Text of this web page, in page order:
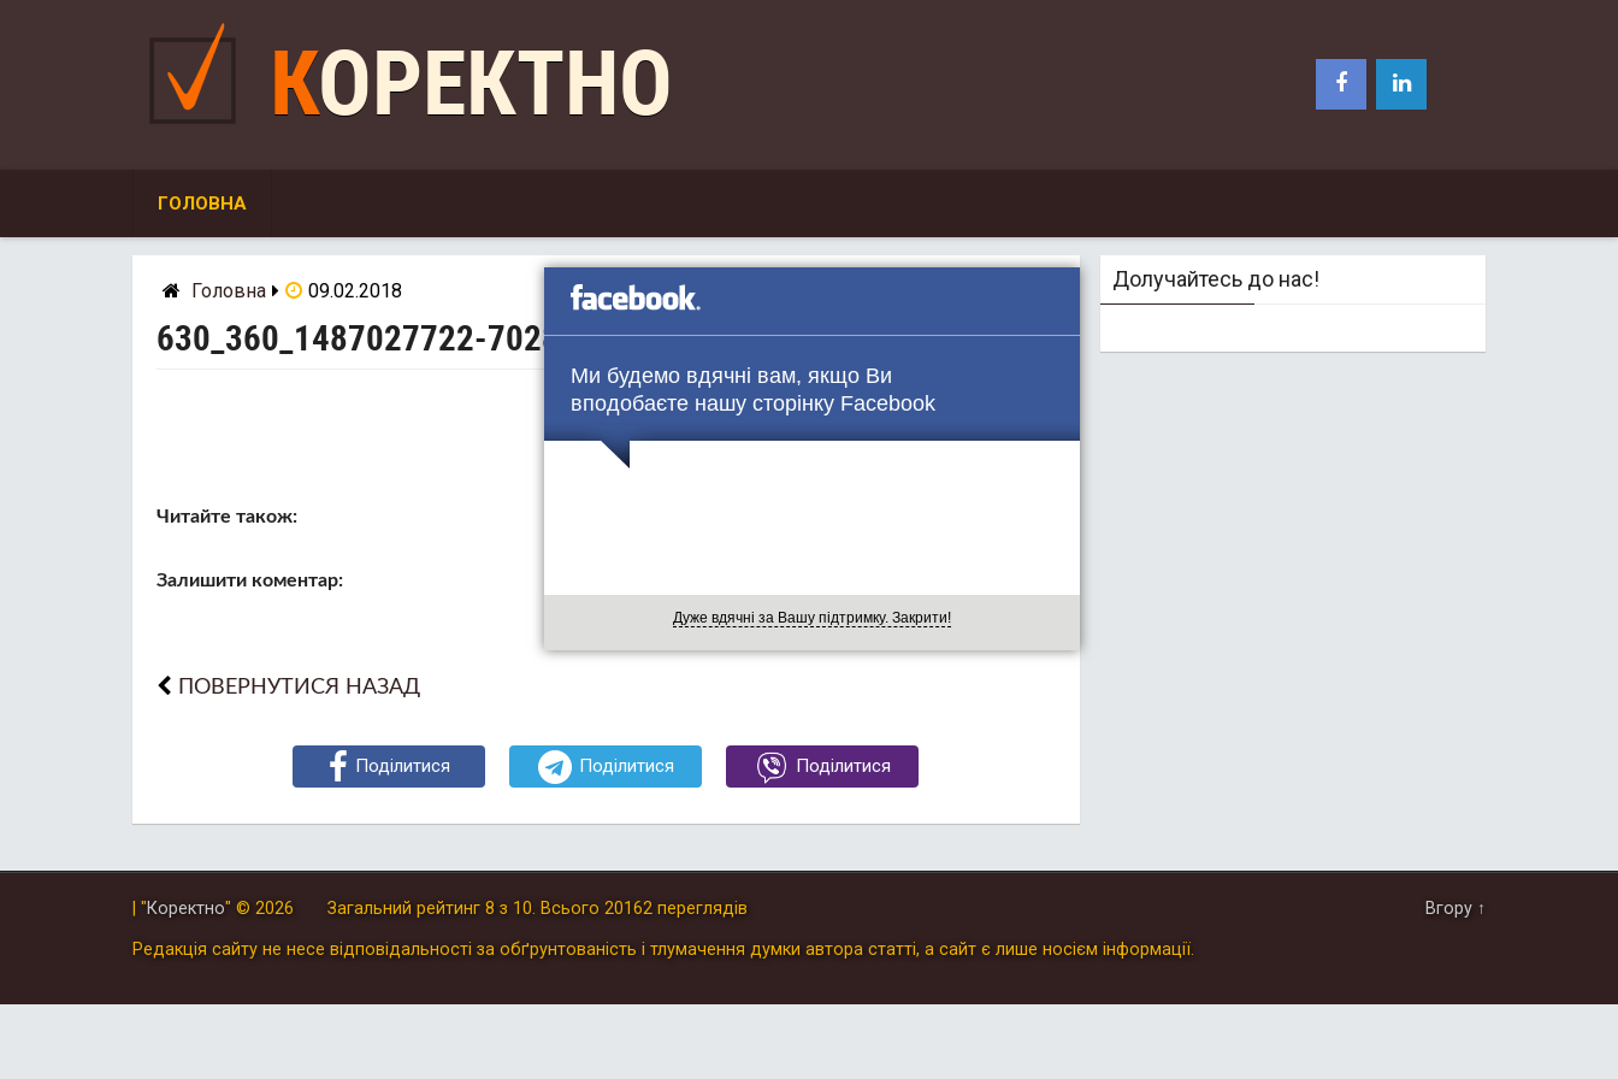
Ми будемо вдячні вам, якщо Ви
вподобаєте нашу сторінку Facebook
Дуже вдячні за Вашу підтримку. Закрити!
КОРЕКТНО
ГОЛОВНА
Головна 09.02.2018
630_360_1487027722-7028
Читайте також:
Залишити коментар:
ПОВЕРНУТИСЯ НАЗАД
Поділитися Поділитися Поділитися
Долучайтесь до нас!
| "Коректно" © 2026 Загальний рейтинг 8 з 10. Всього 20162 переглядів Вгору ↑
Редакція сайту не несе відповідальності за обґрунтованість і тлумачення думки автора статті, а сайт є лише носієм інформації.